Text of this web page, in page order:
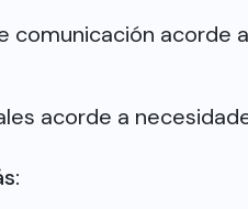
comunicación acorde
acorde a